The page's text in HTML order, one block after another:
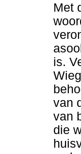
Met
is.
van
van
die